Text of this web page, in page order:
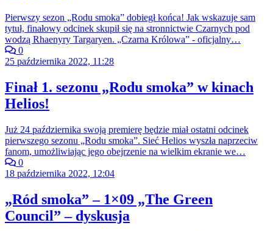
Pierwszy sezon „Rodu smoka” dobiegł końca! Jak wskazuje sam
tytuł, finałowy odcinek skupił się na stronnictwie Czarnych pod
wodzą Rhaenyry Targaryen. „Czarna Królowa” - oficjalny…
0
25 października 2022, 11:28
Finał 1. sezonu „Rodu smoka” w kinach
Helios!
Już 24 października swoją premierę będzie miał ostatni odcinek
pierwszego sezonu „Rodu smoka”. Sieć Helios wyszła naprzeciw
fanom, umożliwiając jego obejrzenie na wielkim ekranie we…
0
18 października 2022, 12:04
„Ród smoka” – 1×09 „The Green
Council” – dyskusja